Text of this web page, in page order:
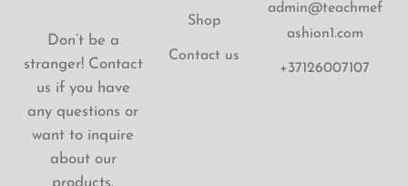
Don’t be a
stranger! Contact
us if you have
any questions or
want to inquire
about our
Shop
Contact us
admin@teachmef
ashion1.com
+37126007107